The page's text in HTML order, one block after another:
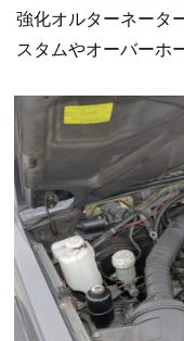
強化オルターネータ
スタムやオーバーホ